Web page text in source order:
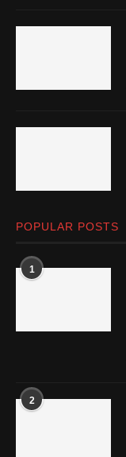
POPULAR POSTS
1
2